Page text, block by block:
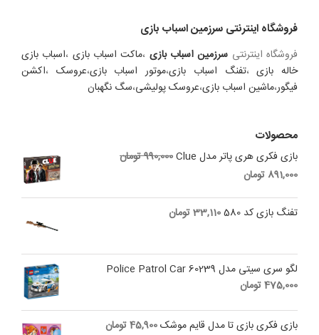
فروشگاه اینترنتی سرزمین اسباب بازی
فروشگاه اینترنتی سرزمین اسباب بازی ،ماکت اسباب بازی ،اسباب بازی
خاله بازی،تفنگ اسباب بازی،موتور اسباب بازی،عروسک ،اکشن
فیگور،ماشین اسباب بازی،عروسک پولیشی،سگ نگهبان
محصولات
بازی فکری هری پاتر مدل Clue 990,000تومانOriginal
891,000 تومان
is:
891,000 تومان. تفنگ بازی کد 580 33,110تومان
لگو سری سیتی مدل 60239 Police Patrol Car
475,000تومان
بازی فکری بازی تا مدل قایم موشک45,900تومان